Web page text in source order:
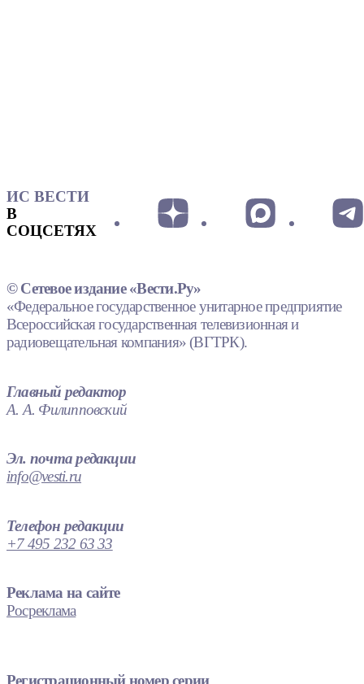
ИС ВЕСТИ
В
СОЦСЕТЯХ
© Сетевое издание «Вести.Ру»
«Федеральное государственное унитарное предприятие
Всероссийская государственная телевизионная и
радиовещательная компания» (ВГТРК).
Главный редактор
А. А. Филипповский
Эл. почта редакции
info@vesti.ru
Телефон редакции
+7 495 232 63 33
Реклама на сайте
Росреклама
Регистрационный номер серии